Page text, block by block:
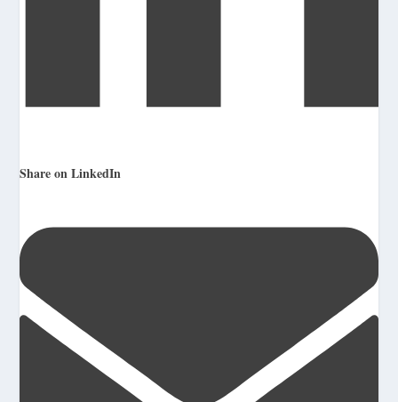
Share on LinkedIn